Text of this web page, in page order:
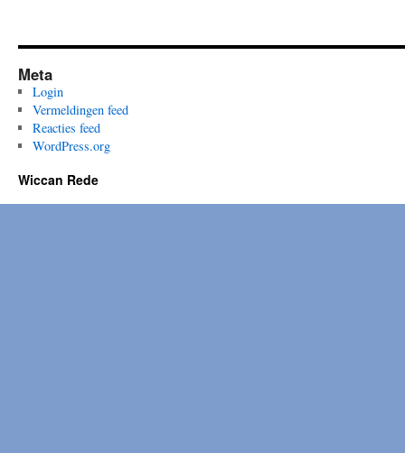
Meta
Login
Vermeldingen feed
Reacties feed
WordPress.org
Wiccan Rede